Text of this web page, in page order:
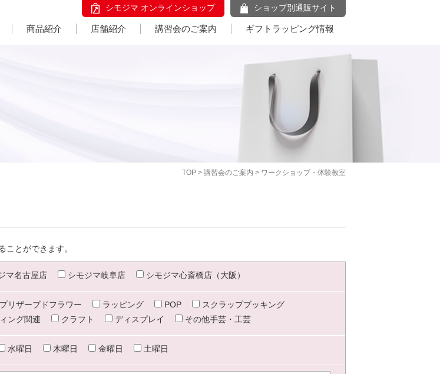
シモジマ オンラインショップ ショップ別通販サイト
商品紹介 店舗紹介 講習会のご案内 ギフトラッピング情報
TOP > 講習会のご案内 > ワークショップ・体験教室
とができます。
マ名古屋店 シモジマ岐阜店 シモジマ心斎橋店（大阪）
プリザーブドフラワー ラッピング POP
スクラップブッキング
ング関連 クラフト ディスプレイ その他手芸・工芸
水曜日 木曜日 金曜日 土曜日